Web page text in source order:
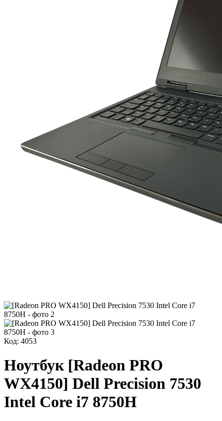
Код: 4053
Ноутбук [Radeon PRO
WX4150] Dell Precision 7530
Intel Core i7 8750H